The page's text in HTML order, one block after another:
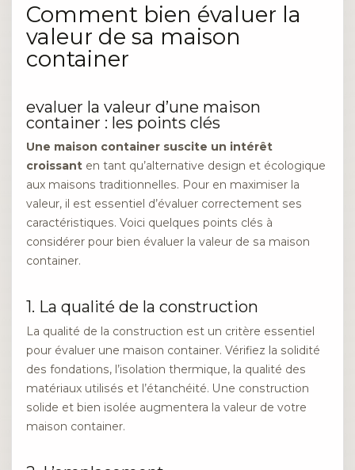
Comment bien évaluer la
valeur de sa maison
container
evaluer la valeur d’une maison
container : les points clés
Une maison container suscite un intérêt
croissant en tant qu’alternative design et écologique
aux maisons traditionnelles. Pour en maximiser la
valeur, il est essentiel d’évaluer correctement ses
caractéristiques. Voici quelques points clés à
considérer pour bien évaluer la valeur de sa maison
container.
1. La qualité de la construction
La qualité de la construction est un critère essentiel
pour évaluer une maison container. Vérifiez la solidité
des fondations, l’isolation thermique, la qualité des
matériaux utilisés et l’étanchéité. Une construction
solide et bien isolée augmentera la valeur de votre
maison container.